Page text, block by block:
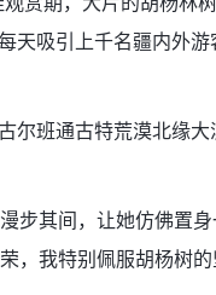
天吸引上千名疆内外
班通古特荒漠北缘
其间，让她仿佛置
，我特别佩服胡杨树